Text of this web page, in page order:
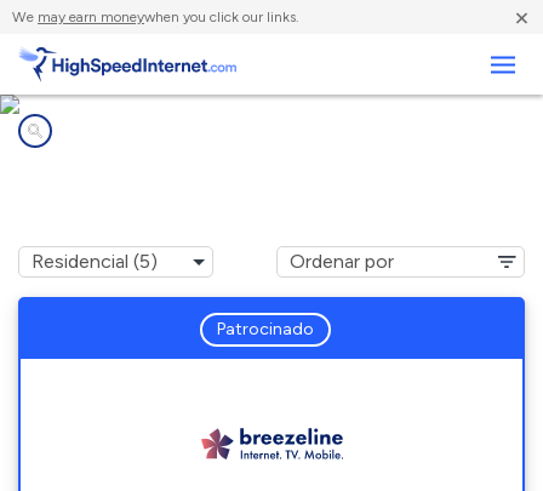
We may earn moneywhen you click our links. ×
Patrocinado